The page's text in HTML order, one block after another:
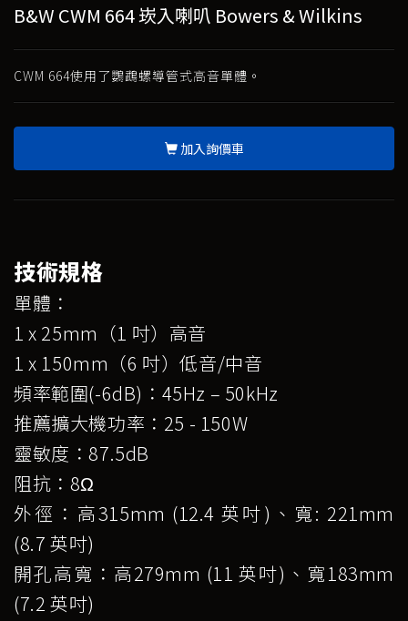
B&W CWM 664 崁入喇叭 Bowers & Wilkins
CWM 664使用了鸚鵡螺導管式高音單體。
加入詢價車
技術規格
單體：
1 x 25mm（1 吋）高音
1 x 150mm（6 吋）低音/中音
頻率範圍(-6dB)：45Hz – 50kHz
推薦擴大機功率：25 - 150W
靈敏度：87.5dB
阻抗：8Ω
外徑：高315mm (12.4 英吋)、寬: 221mm
(8.7 英吋)
開孔高寬： 高279mm (11 英吋)、寬183mm
(7.2 英吋)